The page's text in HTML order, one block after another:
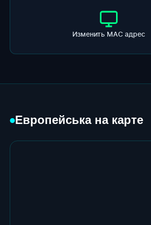
Изменить МАС адрес
●Европейська на карте